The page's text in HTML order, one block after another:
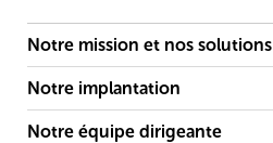
Notre mission et nos solutions
Notre implantation
Notre équipe dirigeante